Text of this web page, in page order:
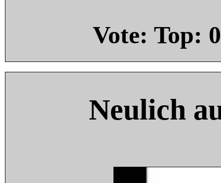
Vote: Top: 0
Neulich